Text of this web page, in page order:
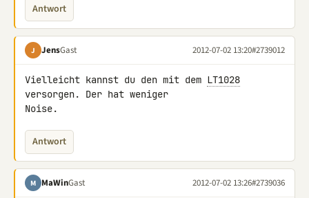
Antwort
J JensGast 2012-07-02 13:20#2739012
Vielleicht kannst du den mit dem LT1028
versorgen. Der hat weniger
Noise.
Antwort
M MaWinGast 2012-07-02 13:26#2739036